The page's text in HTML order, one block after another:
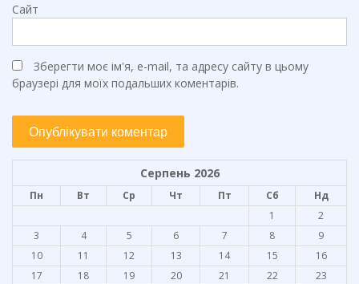
Сайт
Зберегти моє ім'я, e-mail, та адресу сайту в цьому
браузері для моїх подальших коментарів.
Серпень 2026
Пн Вт Ср Чт Пт Сб
Нд
1
2
3
4 5 6 7 8
9
10
11 12 13 14 15
16
17
18 19 20 21 22
23